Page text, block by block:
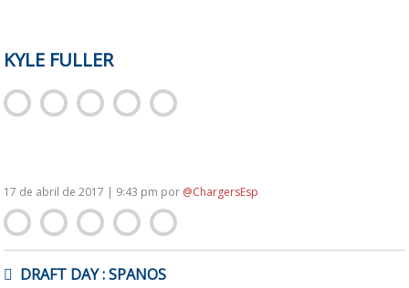
KYLE FULLER
17 de abril de 2017 | 9:43 pm por @ChargersEsp
DEDRAFT DAY : SPANOS